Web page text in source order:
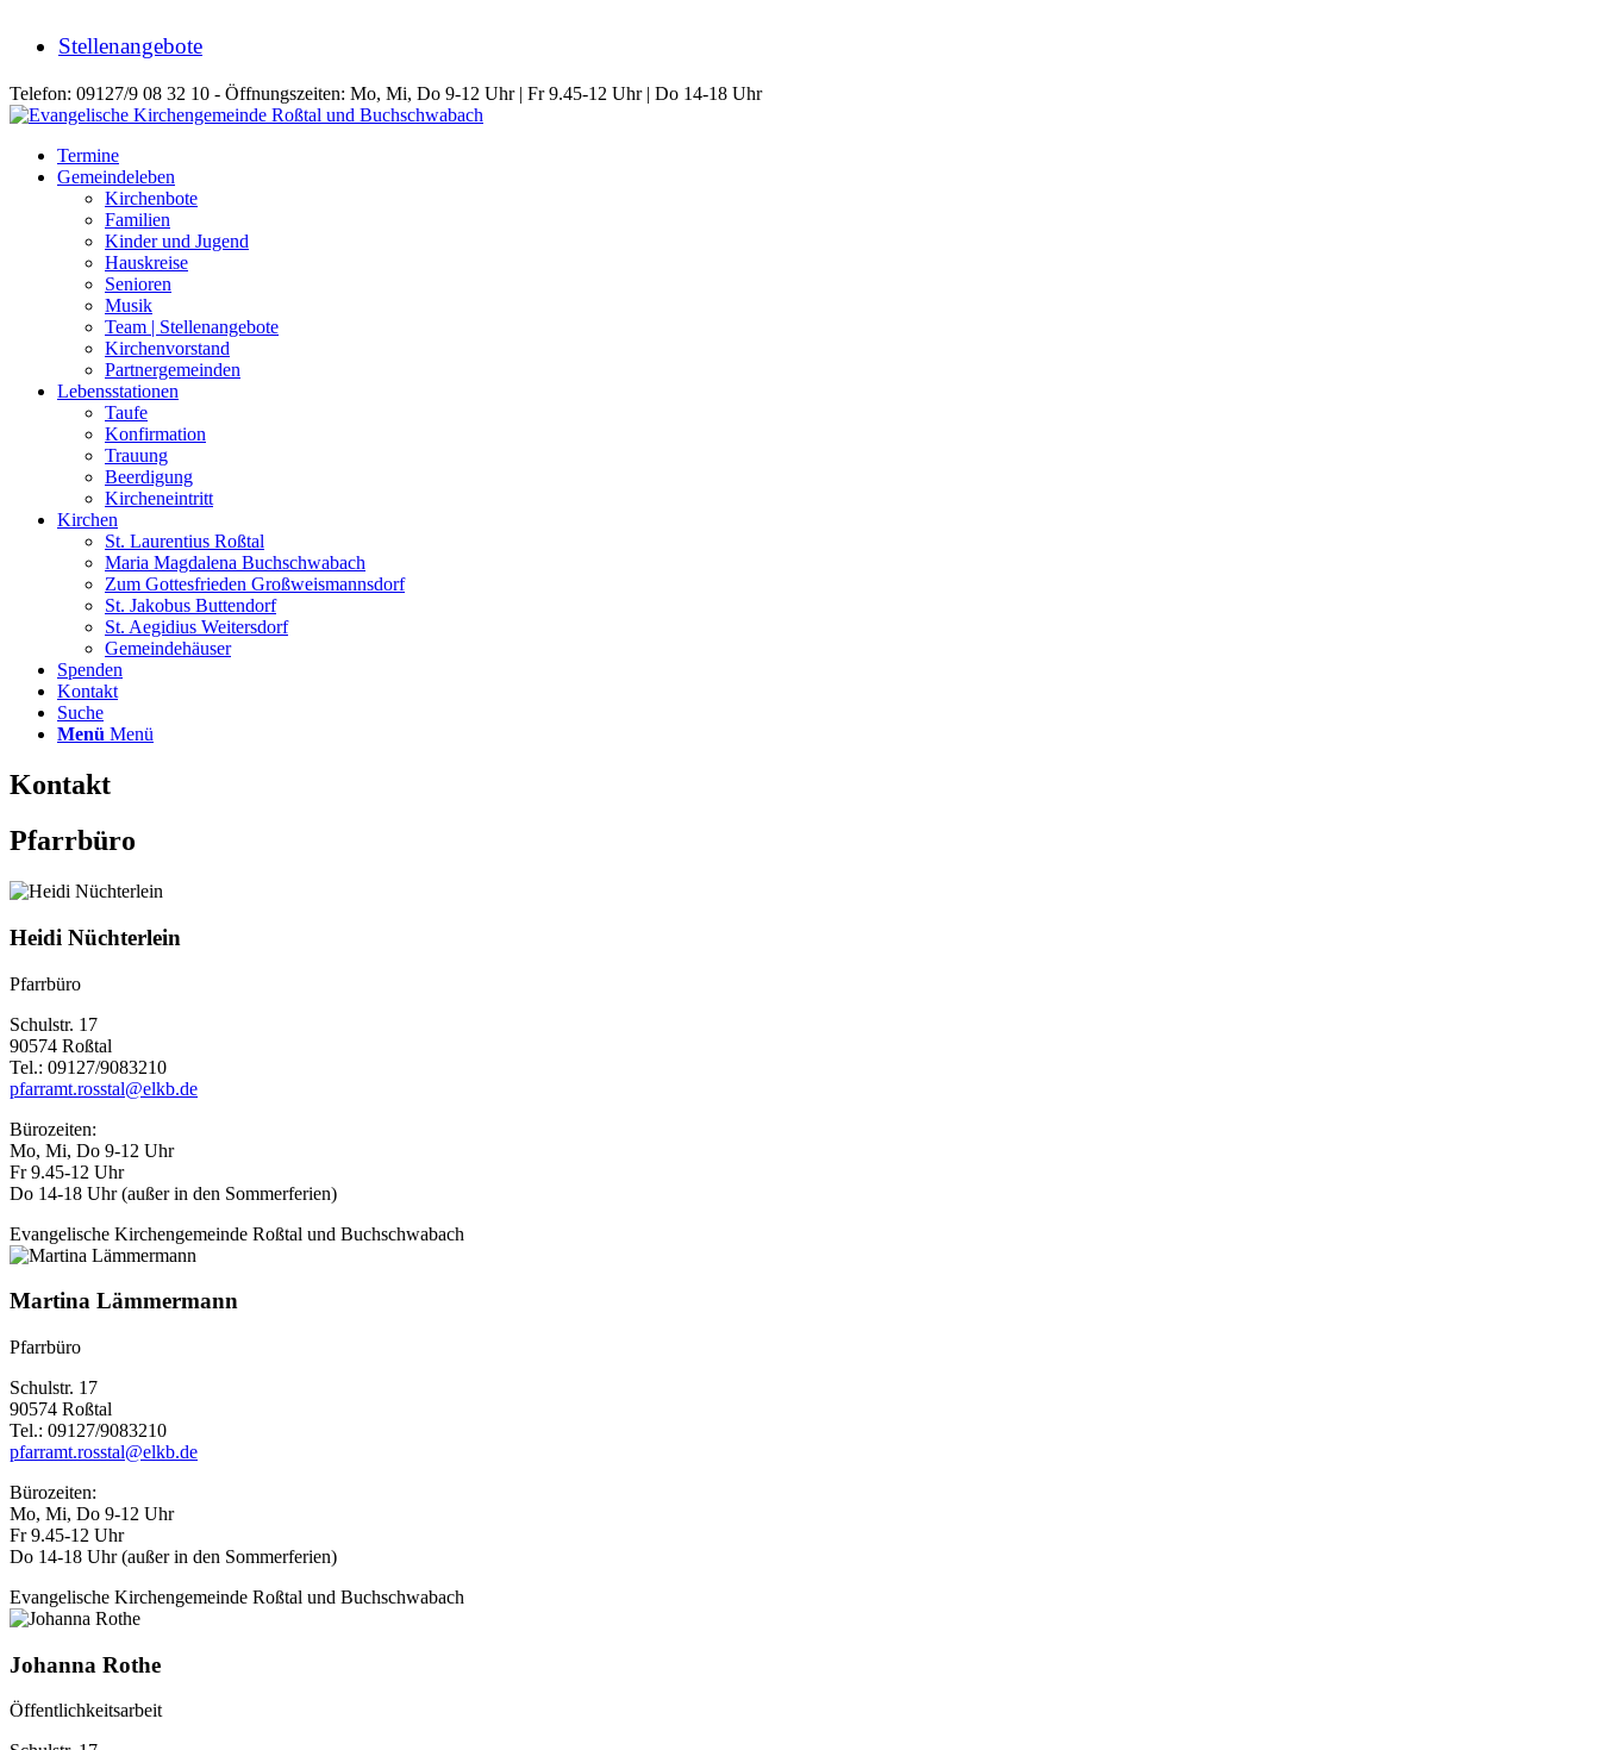
Stellenangebote
Telefon: 09127/9 08 32 10 - Öffnungszeiten: Mo, Mi, Do 9-12 Uhr | Fr 9.45-12 Uhr | Do 14-18 Uhr
Termine
Gemeindeleben
Kirchenbote
Familien
Kinder und Jugend
Hauskreise
Senioren
Musik
Team | Stellenangebote
Kirchenvorstand
Partnergemeinden
Lebensstationen
Taufe
Konfirmation
Trauung
Beerdigung
Kircheneintritt
Kirchen
St. Laurentius Roßtal
Maria Magdalena Buchschwabach
Zum Gottesfrieden Großweismannsdorf
St. Jakobus Buttendorf
St. Aegidius Weitersdorf
Gemeindehäuser
Spenden
Kontakt
Suche
Menü Menü
Kontakt
Pfarrbüro
Heidi Nüchterlein
Pfarrbüro
Schulstr. 17
90574 Roßtal
Tel.: 09127/9083210
pfarramt.rosstal@elkb.de
Bürozeiten:
Mo, Mi, Do 9-12 Uhr
Fr 9.45-12 Uhr
Do 14-18 Uhr (außer in den Sommerferien)
Evangelische Kirchengemeinde Roßtal und Buchschwabach
Martina Lämmermann
Pfarrbüro
Schulstr. 17
90574 Roßtal
Tel.: 09127/9083210
pfarramt.rosstal@elkb.de
Bürozeiten:
Mo, Mi, Do 9-12 Uhr
Fr 9.45-12 Uhr
Do 14-18 Uhr (außer in den Sommerferien)
Evangelische Kirchengemeinde Roßtal und Buchschwabach
Johanna Rothe
Öffentlichkeitsarbeit